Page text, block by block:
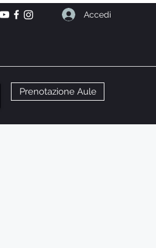
Accedi
Prenotazione Aule